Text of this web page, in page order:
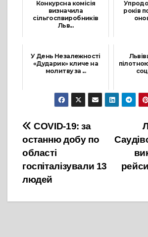
Конкурсна комісія
визначила
сільгоспвиробників
Льв...
років
У День Незалежності
«Дударик» кличе на
молитву за ...
5 Серпня, 2021 14
Навігація
записів
COVID-19: за
останню добу по
області
госпіталізували 13
людей